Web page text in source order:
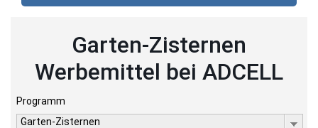
Garten-Zisternen
Werbemittel bei ADCELL
Programm
Garten-Zisternen